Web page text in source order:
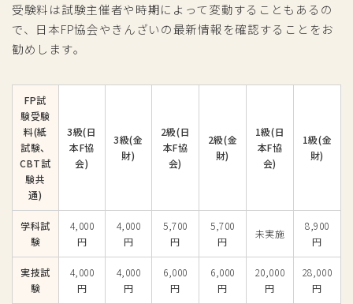
受験料は試験主催者や時期によって変動することもあるの
で、日本FP協会やきんざいの最新情報を確認することをお
勧めします。
FP試
験受験
料(紙
試験、
CBT試
験共
通)
3級(日
本F協
会)
3級(金
財)
2級(日
本F協
会)
2級(金
財)
1級(日
本F協
会)
1級(金
財)
学科試
験
4,000
円
4,000
円
5,700
円
5,700
円
未実施
8,900
円
実技試
験
4,000
円
4,000
円
6,000
円
6,000
円
20,000
円
28,000
円